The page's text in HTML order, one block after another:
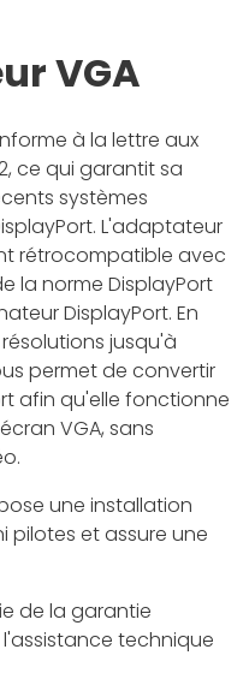
VGA
à la lettre aux
ce qui garantit sa
systèmes
L'adaptateur
rétrocompatible avec
la norme DisplayPort
DisplayPort. En
jusqu'à
permet de convertir
afin qu'elle fonctionne
VGA, sans
une installation
et assure une
de la garantie
technique